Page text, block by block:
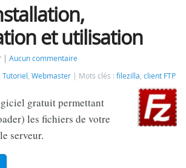
et utilisation
Aucun commentaire
Tutoriel Webmaster Mots clés : filezilla client FTP
gratuit permettant
les fichiers de votre
serveur.